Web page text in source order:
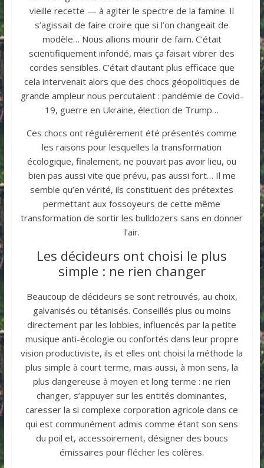
vieille recette — à agiter le spectre de la famine. Il
s’agissait de faire croire que si l’on changeait de
modèle… Nous allions mourir de faim. C’était
scientifiquement infondé, mais ça faisait vibrer des
cordes sensibles. C’était d’autant plus efficace que
cela intervenait alors que des chocs géopolitiques de
grande ampleur nous percutaient : pandémie de Covid-
19, guerre en Ukraine, élection de Trump…
Ces chocs ont régulièrement été présentés comme
les raisons pour lesquelles la transformation
écologique, finalement, ne pouvait pas avoir lieu, ou
bien pas aussi vite que prévu, pas aussi fort… Il me
semble qu’en vérité, ils constituent des prétextes
permettant aux fossoyeurs de cette même
transformation de sortir les bulldozers sans en donner
l’air.
Les décideurs ont choisi le plus
simple : ne rien changer
Beaucoup de décideurs se sont retrouvés, au choix,
galvanisés ou tétanisés. Conseillés plus ou moins
directement par les lobbies, influencés par la petite
musique anti-écologie ou confortés dans leur propre
vision productiviste, ils et elles ont choisi la méthode la
plus simple à court terme, mais aussi, à mon sens, la
plus dangereuse à moyen et long terme : ne rien
changer, s’appuyer sur les entités dominantes,
caresser la si complexe corporation agricole dans ce
qui est communément admis comme étant son sens
du poil et, accessoirement, désigner des boucs
émissaires pour flécher les colères.